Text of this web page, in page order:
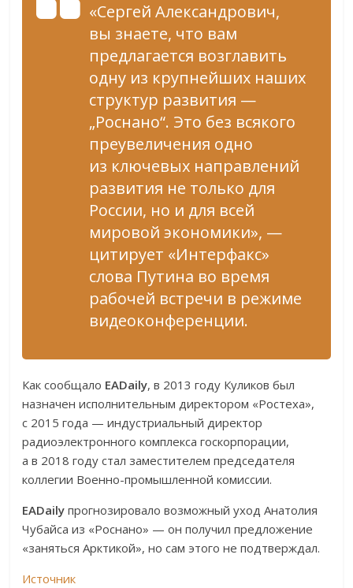
«Сергей Александрович,
вы знаете, что вам
предлагается возглавить
одну из крупнейших наших
структур развития —
„Роснано“. Это без всякого
преувеличения одно
из ключевых направлений
развития не только для
России, но и для всей
мировой экономики», —
цитирует «Интерфакс»
слова Путина во время
рабочей встречи в режиме
видеоконференции.
Как сообщало EADaily, в 2013 году Куликов был
назначен исполнительным директором «Ростеха»,
с 2015 года — индустриальный директор
радиоэлектронного комплекса госкорпорации,
а в 2018 году стал заместителем председателя
коллегии Военно-промышленной комиссии.
EADaily прогнозировало возможный уход Анатолия
Чубайса из «Роснано» — он получил предложение
«заняться Арктикой», но сам этого не подтверждал.
Источник